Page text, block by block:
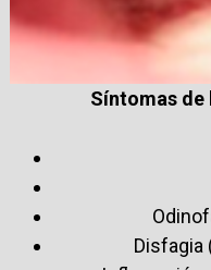
Síntomas
Disfagia